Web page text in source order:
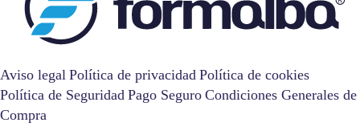
Aviso legal Política de privacidad Política de cookies
Política de Seguridad Pago Seguro Condiciones Generales de
Compra